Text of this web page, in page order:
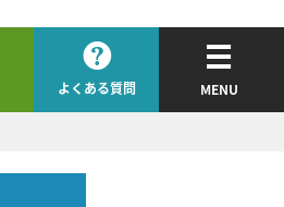
よくある質問 MENU